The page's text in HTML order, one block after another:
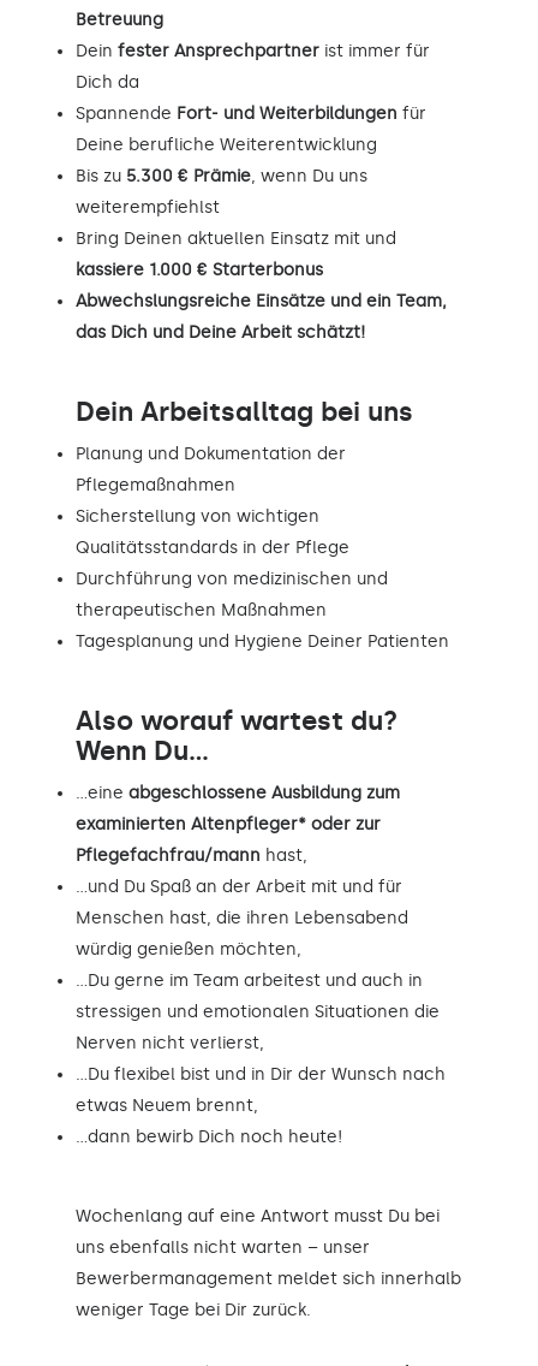
Betreuung
Dein fester Ansprechpartner ist immer für
Dich da
Spannende Fort- und Weiterbildungen für
Deine berufliche Weiterentwicklung
Bis zu 5.300 € Prämie, wenn Du uns
weiterempfiehlst
Bring Deinen aktuellen Einsatz mit und
kassiere 1.000 € Starterbonus
Abwechslungsreiche Einsätze und ein Team,
das Dich und Deine Arbeit schätzt!
Dein Arbeitsalltag bei uns
Planung und Dokumentation der
Pflegemaßnahmen
Sicherstellung von wichtigen
Qualitätsstandards in der Pflege
Durchführung von medizinischen und
therapeutischen Maßnahmen
Tagesplanung und Hygiene Deiner Patienten
Also worauf wartest du?
Wenn Du...
…eine abgeschlossene Ausbildung zum
examinierten Altenpfleger* oder zur
Pflegefachfrau/mann hast,
…und Du Spaß an der Arbeit mit und für
Menschen hast, die ihren Lebensabend
würdig genießen möchten,
…Du gerne im Team arbeitest und auch in
stressigen und emotionalen Situationen die
Nerven nicht verlierst,
…Du flexibel bist und in Dir der Wunsch nach
etwas Neuem brennt,
…dann bewirb Dich noch heute!
Wochenlang auf eine Antwort musst Du bei
uns ebenfalls nicht warten – unser
Bewerbermanagement meldet sich innerhalb
weniger Tage bei Dir zurück.